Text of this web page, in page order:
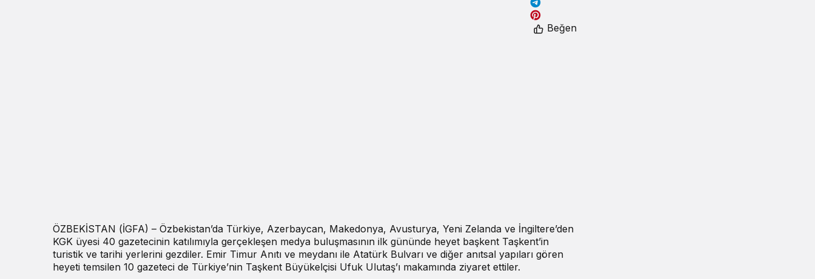
Beğen
ÖZBEKİSTAN (İGFA) – Özbekistan’da Türkiye, Azerbaycan, Makedonya, Avusturya, Yeni Zelanda ve İngiltere’den
KGK üyesi 40 gazetecinin katılımıyla gerçekleşen medya buluşmasının ilk gününde heyet başkent Taşkent’in
turistik ve tarihi yerlerini gezdiler. Emir Timur Anıtı ve meydanı ile Atatürk Bulvarı ve diğer anıtsal yapıları gören
heyeti temsilen 10 gazeteci de Türkiye’nin Taşkent Büyükelçisi Ufuk Ulutaş’ı makamında ziyaret ettiler.